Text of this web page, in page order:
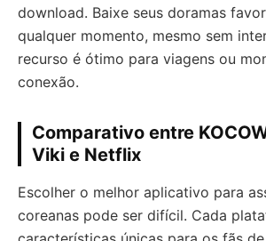
download. Baixe seus doramas
qualquer momento, mesmo sem
recurso é ótimo para viagens ou
conexão.
Comparativo entre
Viki e Netflix
Escolher o melhor aplicativo para
coreanas pode ser difícil. Cada